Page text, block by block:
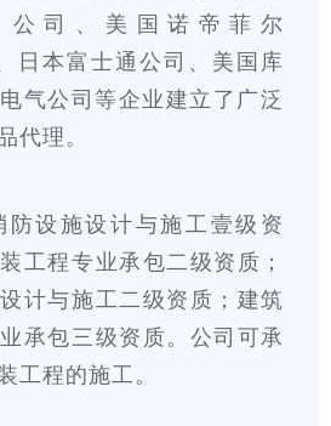
公司、美国诺帝菲尔
日本富士通公司、美国库
气公司等企业建立了广泛
代理。
防设施设计与施工壹级资
工程专业承包二级资质；
计与施工二级资质；建筑
承包三级资质。公司可承
工程的施工。